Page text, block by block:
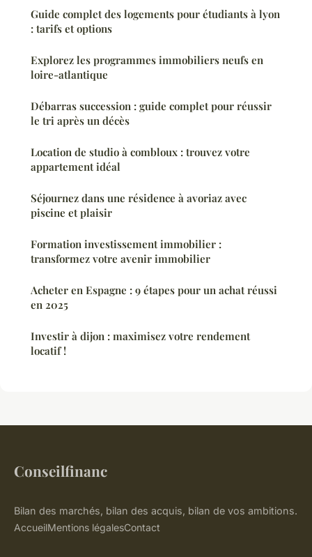
Guide complet des logements pour étudiants à lyon
: tarifs et options
Explorez les programmes immobiliers neufs en
loire-atlantique
Débarras succession : guide complet pour réussir
le tri après un décès
Location de studio à combloux : trouvez votre
appartement idéal
Séjournez dans une résidence à avoriaz avec
piscine et plaisir
Formation investissement immobilier :
transformez votre avenir immobilier
Acheter en Espagne : 9 étapes pour un achat réussi
en 2025
Investir à dijon : maximisez votre rendement
locatif !
Conseilfinanc
Bilan des marchés, bilan des acquis, bilan de vos ambitions.
AccueilMentions légalesContact